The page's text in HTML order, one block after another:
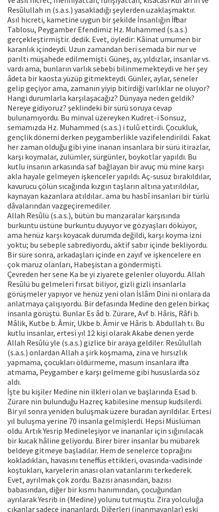
Resûlullah ın (s.a.s.) yasakladığı şeylerden uzaklaşmaktır.
Asıl hicreti, kametine uygun bir şekilde İnsanlığın İftihar
Tablosu, Peygamber Efendimiz Hz. Muhammed (s.a.s.)
gerçekleştirmiştir. dedik. Evet, öyledir: Kâinat umumen bir
karanlık içindeydi. Uzun zamandan beri semada bir nur ve
parıltı müşahede edilmemişti. Güneş, ay, yıldızlar, insanlar vs.
vardı ama, bunların varlık sebebi bilinmemekteydi ve her şey
âdeta bir kaosta yüzüp gitmekteydi. Günler, aylar, seneler
gelip geçiyor ama, zamanın yiyip bitirdiği varlıklar ne oluyor?
Hangi durumlarla karşılaşacağız? Dünyaya neden geldik?
Nereye gidiyoruz? şeklindeki bir sürü soruya cevap
bulunamıyordu. Bu minval üzereyken Kudret-i Sonsuz,
semamızda Hz. Muhammed (s.a.s.) i tulû ettirdi. Çocukluk,
gençlik dönemi derken peygamberlikle vazifelendirildi. Fakat
her zaman olduğu gibi yine inanan insanlara bir sürü itirazlar,
karşı koymalar, zulümler, sürgünler, boykotlar yapıldı. Bu
kutlu insanın arkasında saf bağlayan bir avuç mü mine karşı
akla hayale gelmeyen işkenceler yapıldı. Aç-susuz bırakıldılar,
kavurucu çölün sıcağında kızgın taşların altına yatırıldılar,
kaynayan kazanlara atıldılar.. ama bu hasbî insanları bir türlü
dâvalarından vazgeçiremediler.
Allah Resûlü (s.a.s.), bütün bu manzaralar karşısında
burkuntu üstüne burkuntu duyuyor ve gözyaşları döküyor,
ama henüz karşı koyacak durumda değildi, karşı koyma izni
yoktu; bu sebeple sabrediyordu, aktif sabır içinde bekliyordu.
Bir süre sonra, arkadaşları içinde en zayıf ve işkencelere en
çok maruz olanları, Habeşistan a göndermişti.
Çevreden her sene Ka be yi ziyarete gelenler oluyordu. Allah
Resûlü bu gelmeleri fırsat biliyor, gizli gizli insanlarla
görüşmeler yapıyor ve henüz yeni olan İslâm Dini ni onlara da
anlatmaya çalışıyordu. Bir defasında Medine den gelen birkaç
insanla görüştü. Bunlar Es âd b. Zürare, Avf b. Hâris, Râfi b.
Mâlik, Kutbe b. Âmir, Ukbe b. Âmir ve Hâris b. Abdullah tı. Bu
kutlu insanlar, ertesi yıl 12 kişi olarak Akabe denen yerde
Allah Resûlü yle (s.a.s.) gizlice bir araya geldiler. Resûlullah
(s.a.s.) onlardan Allah a şirk koşmama, zina ve hırsızlık
yapmama, çocukları öldürmeme, masum insanlara iftira
atmama, Peygamber e karşı gelmeme gibi hususlarda söz
aldı.
İşte bu kişiler Medine nin ilkleri olan ve başlarında Esad b.
Zürare nin bulunduğu Hazreç kabilesine mensup kudsilerdi.
Bir yıl sonra yeniden buluşmak üzere buradan ayrıldılar. Ertesi
yıl buluşma yerine 70 insanla gelmişlerdi. Hepsi Müslüman
oldu. Artık Yesrip Medineleşiyor ve inananlar için sığınılacak
bir kucak hâline geliyordu. Birer birer insanlar bu mübarek
beldeye gitmeye başladılar. Hem de senelerce toprağını
kokladıkları, havasını teneffüs ettikleri, ovasında-vadisinde
koştukları, karyelerin anası olan vatanlarını terkederek.
Evet, ayrılmak çok zordu. Bazısı anasından, bazısı
babasından, diğer bir kısmı hanımından, çocuğundan
ayrılarak Yesrib in (Medine) yolunu tutmuştu. Zira yolculuğa
çıkanlar sadece inananlardı. Diğerleri (inanmayanlar) eski